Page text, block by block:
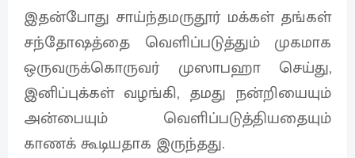
இதன்போது சாய்ந்தமருதூர் மக்கள் தங்கள்
சந்தோஷத்தை வெளிப்படுத்தும் முகமாக
ஒருவருக்கொருவர் முஸாபஹா செய்து,
இனிப்புக்கள் வழங்கி, தமது நன்றியையும்
அன்பையும் வெளிப்படுத்தியதையும்
காணக் கூடியதாக இருந்தது.